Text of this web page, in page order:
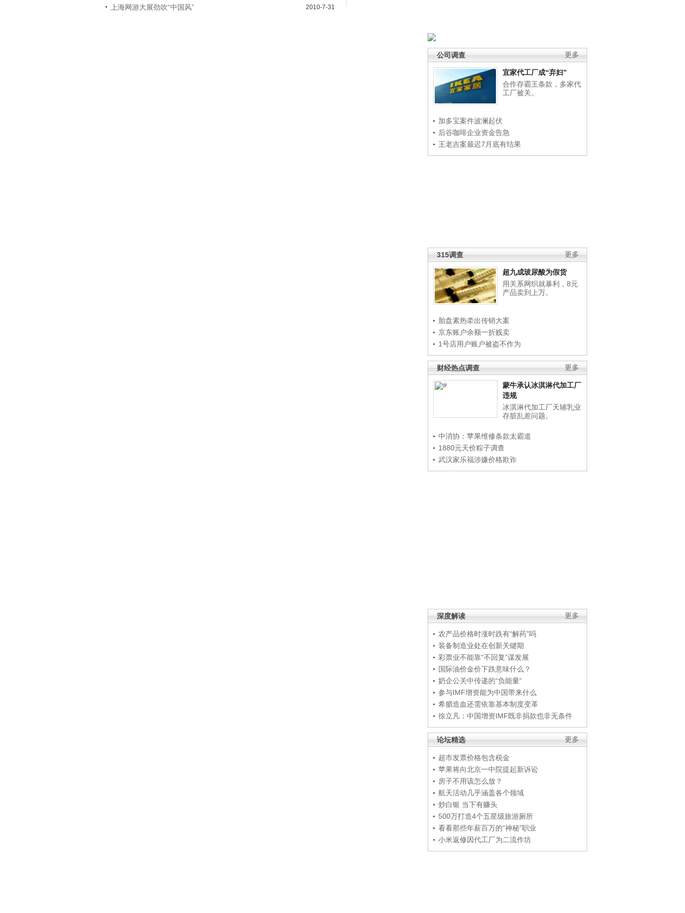
更多
公司调查
宜家代工厂成“弃妇”
合作存霸王条款，多家代
工厂被关。
加多宝案件波澜起伏
后谷咖啡企业资金告急
王老吉案最迟7月底有结果
更多
315调查
超九成玻尿酸为假货
用关系网织就暴利，8元
产品卖到上万。
胎盘素热牵出传销大案
京东账户余额一折贱卖
1号店用户账户被盗不作为
更多
财经热点调查
蒙牛承认冰淇淋代加工厂
违规
冰淇淋代加工厂天辅乳业
存脏乱差问题。
中消协：苹果维修条款太霸道
1880元天价粽子调查
武汉家乐福涉嫌价格欺诈
更多
深度解读
农产品价格时涨时跌有“解药”吗
装备制造业处在创新关键期
彩票业不能靠“不回复”谋发展
国际油价金价下跌意味什么？
奶企公关中传递的“负能量”
参与IMF增资能为中国带来什么
希腊造血还需依靠基本制度变革
徐立凡：中国增资IMF既非捐款也非无条件
更多
论坛精选
超市发票价格包含税金
苹果将向北京一中院提起新诉讼
房子不用该怎么放？
航天活动几乎涵盖各个领域
炒白银 当下有赚头
500万打造4个五星级旅游厕所
看看那些年薪百万的“神秘”职业
小米返修因代工厂为二流作坊
上海网游大展劲吹“中国风” 2010-7-31